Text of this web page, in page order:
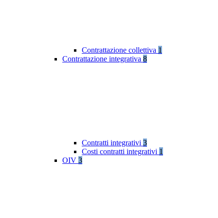
Contrattazione collettiva 1
Contrattazione integrativa 8
Contratti integrativi 3
Costi contratti integrativi 1
OIV 3